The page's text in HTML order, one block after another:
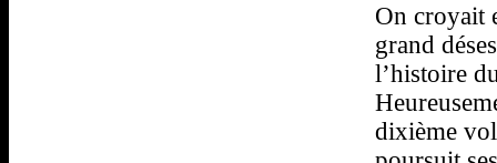
On croyait
grand
l’histoire
dixième